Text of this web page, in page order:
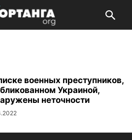
военных преступников,
Украиной,
неточности